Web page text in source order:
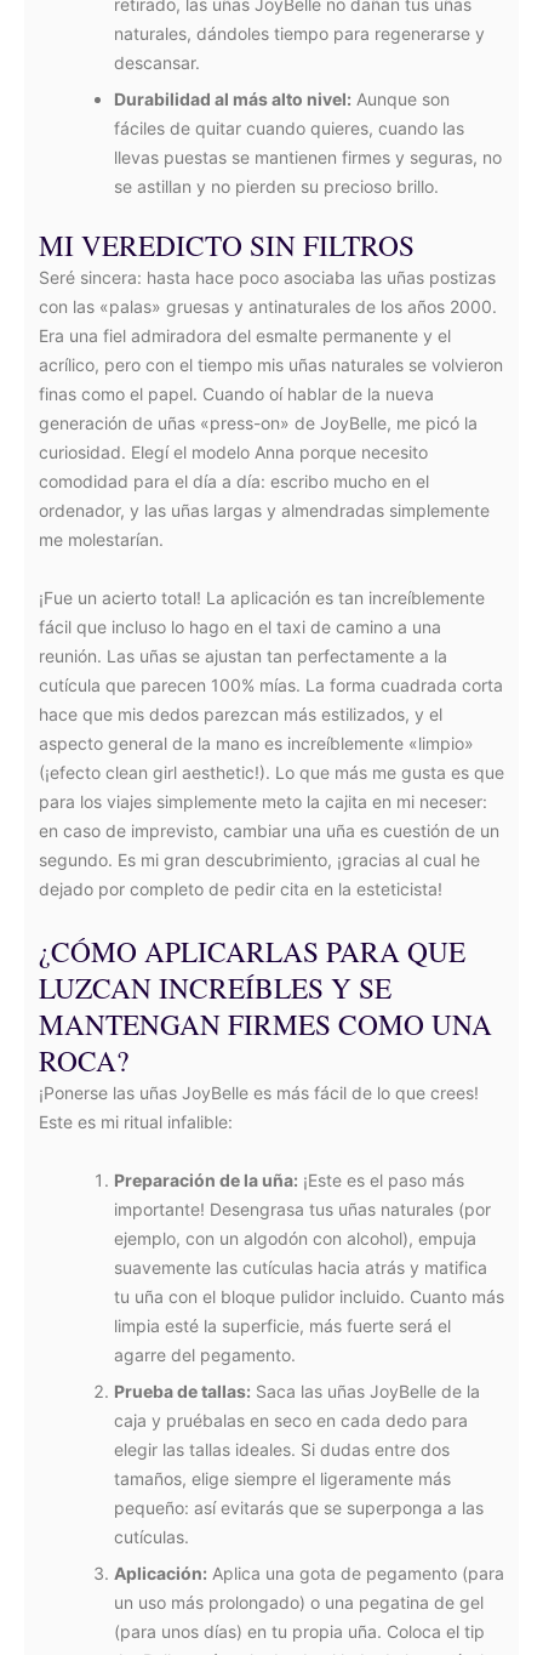
retirado, las uñas JoyBelle no dañan tus uñas
naturales, dándoles tiempo para regenerarse y
descansar.
Durabilidad al más alto nivel: Aunque son
fáciles de quitar cuando quieres, cuando las
llevas puestas se mantienen firmes y seguras, no
se astillan y no pierden su precioso brillo.
MI VEREDICTO SIN FILTROS
Seré sincera: hasta hace poco asociaba las uñas postizas
con las «palas» gruesas y antinaturales de los años 2000.
Era una fiel admiradora del esmalte permanente y el
acrílico, pero con el tiempo mis uñas naturales se volvieron
finas como el papel. Cuando oí hablar de la nueva
generación de uñas «press-on» de JoyBelle, me picó la
curiosidad. Elegí el modelo Anna porque necesito
comodidad para el día a día: escribo mucho en el
ordenador, y las uñas largas y almendradas simplemente
me molestarían.
¡Fue un acierto total! La aplicación es tan increíblemente
fácil que incluso lo hago en el taxi de camino a una
reunión. Las uñas se ajustan tan perfectamente a la
cutícula que parecen 100% mías. La forma cuadrada corta
hace que mis dedos parezcan más estilizados, y el
aspecto general de la mano es increíblemente «limpio»
(¡efecto clean girl aesthetic!). Lo que más me gusta es que
para los viajes simplemente meto la cajita en mi neceser:
en caso de imprevisto, cambiar una uña es cuestión de un
segundo. Es mi gran descubrimiento, ¡gracias al cual he
dejado por completo de pedir cita en la esteticista!
¿CÓMO APLICARLAS PARA QUE
LUZCAN INCREÍBLES Y SE
MANTENGAN FIRMES COMO UNA
ROCA?
¡Ponerse las uñas JoyBelle es más fácil de lo que crees!
Este es mi ritual infalible:
Preparación de la uña: ¡Este es el paso más
importante! Desengrasa tus uñas naturales (por
ejemplo, con un algodón con alcohol), empuja
suavemente las cutículas hacia atrás y matifica
tu uña con el bloque pulidor incluido. Cuanto más
limpia esté la superficie, más fuerte será el
agarre del pegamento.
Prueba de tallas: Saca las uñas JoyBelle de la
caja y pruébalas en seco en cada dedo para
elegir las tallas ideales. Si dudas entre dos
tamaños, elige siempre el ligeramente más
pequeño: así evitarás que se superponga a las
cutículas.
Aplicación: Aplica una gota de pegamento (para
un uso más prolongado) o una pegatina de gel
(para unos días) en tu propia uña. Coloca el tip